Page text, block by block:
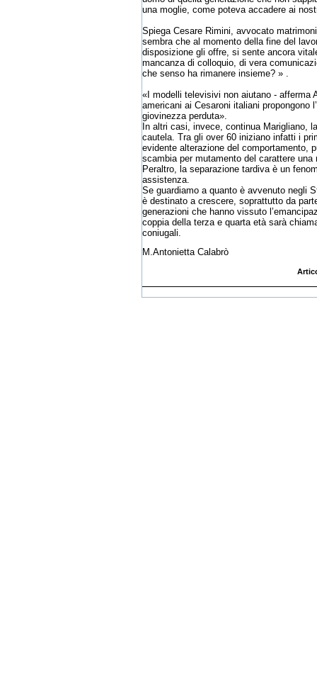
una moglie, come poteva accadere ai
Spiega Cesare Rimini, avvocato
sembra che al momento della fine del
disposizione gli offre, si sente ancora
mancanza di colloquio, di vera
che senso ha rimanere insieme? » .
«I modelli televisivi non aiutano - afferma
americani ai Cesaroni italiani propongono
giovinezza perduta».
In altri casi, invece, continua Marigliano,
cautela. Tra gli over 60 iniziano infatti i
evidente alterazione del comportamento,
scambia per mutamento del carattere
Peraltro, la separazione tardiva è un
assistenza.
Se guardiamo a quanto è avvenuto negli
è destinato a crescere, soprattutto da
generazioni che hanno vissuto
coppia della terza e quarta età sarà
coniugali.
M.Antonietta Calabrò